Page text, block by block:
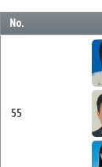
No.
55